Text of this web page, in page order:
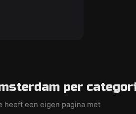
per
een eigen pagina met